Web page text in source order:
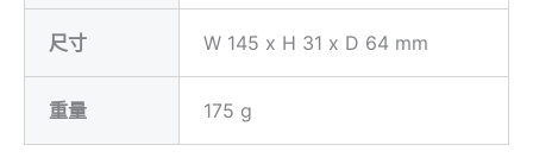
尺寸 W 145 x H 31 x D 64 mm
重量 175 g